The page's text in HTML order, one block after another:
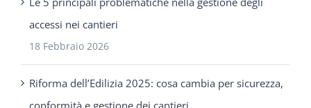
accessi nei cantieri
18 Febbraio 2026
Riforma dell’Edilizia 2025: cosa cambia per sicurezza,
conformità e gestione dei cantieri